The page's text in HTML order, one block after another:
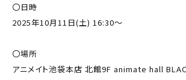
〇日時
2025年10月11日(土) 16:30～
〇場所
アニメイト池袋本店 北館9F animate hall